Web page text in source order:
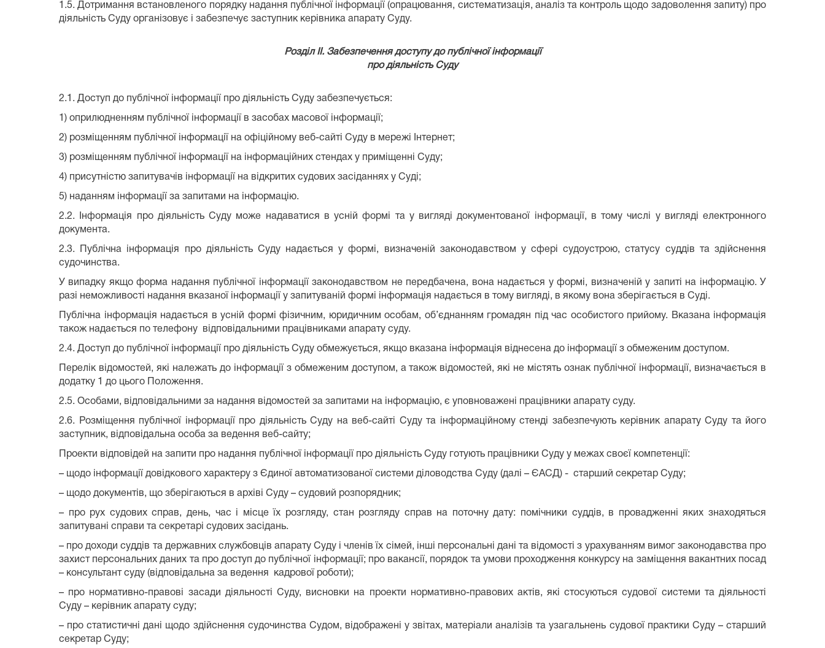
1.5. Дотримання встановленого порядку надання публічної інформації (опрацювання, систематизація, аналіз та контроль щодо задоволення запиту) про
діяльність Суду організовує і забезпечує заступник керівника апарату Суду.
Розділ ІІ. Забезпечення доступу до публічної інформації
про діяльність Суду
2.1. Доступ до публічної інформації про діяльність Суду забезпечується:
1) оприлюдненням публічної інформації в засобах масової інформації;
2) розміщенням публічної інформації на офіційному веб-сайті Суду в мережі Інтернет;
3) розміщенням публічної інформації на інформаційних стендах у приміщенні Суду;
4) присутністю запитувачів інформації на відкритих судових засіданнях у Суді;
5) наданням інформації за запитами на інформацію.
2.2. Інформація про діяльність Суду може надаватися в усній формі та у вигляді документованої інформації, в тому числі у вигляді електронного
документа.
2.3. Публічна інформація про діяльність Суду надається у формі, визначеній законодавством у сфері судоустрою, статусу суддів та здійснення
судочинства.
У випадку якщо форма надання публічної інформації законодавством не передбачена, вона надається у формі, визначеній у запиті на інформацію. У
разі неможливості надання вказаної інформації у запитуваній формі інформація надається в тому вигляді, в якому вона зберігається в Суді.
Публічна інформація надається в усній формі фізичним, юридичним особам, об’єднанням громадян під час особистого прийому. Вказана інформація
також надається по телефону
відповідальними працівниками апарату суду.
2.4. Доступ до публічної інформації про діяльність Суду обмежується, якщо вказана інформація віднесена до інформації з обмеженим доступом.
Перелік відомостей, які належать до інформації з обмеженим доступом, а також відомостей, які не містять ознак публічної інформації, визначається в
додатку 1 до цього Положення.
2.5. Особами, відповідальними за надання відомостей за запитами на інформацію, є уповноважені працівники апарату суду.
2.6. Розміщення публічної інформації про діяльність Суду на веб-сайті Суду та інформаційному стенді забезпечують керівник апарату Суду та його
заступник, відповідальна особа за ведення веб-сайту;
Проекти відповідей на запити про надання публічної інформації про діяльність Суду готують працівники Суду у межах своєї компетенції:
– щодо інформації довідкового характеру з Єдиної автоматизованої системи діловодства Суду (далі – ЄАСД) - старший секретар Суду;
– щодо документів, що зберігаються в архіві Суду – судовий розпорядник;
– про рух судових справ, день, час і місце їх розгляду, стан розгляду справ на поточну дату: помічники суддів, в провадженні яких знаходяться
запитувані справи та секретарі судових засідань.
– про доходи суддів та державних службовців апарату Суду і членів їх сімей, інші персональні дані та відомості з урахуванням вимог законодавства про
захист персональних даних та про доступ до публічної інформації; про вакансії, порядок та умови проходження конкурсу на заміщення вакантних посад
– консультант суду (відповідальна за ведення
кадрової роботи);
– про нормативно-правові засади діяльності Суду, висновки на проекти нормативно-правових актів, які стосуються судової системи та діяльності
Суду – керівник апарату суду;
– про статистичні дані щодо здійснення судочинства Судом, відображені у звітах, матеріали аналізів та узагальнень судової практики Суду – старший
секретар Суду;